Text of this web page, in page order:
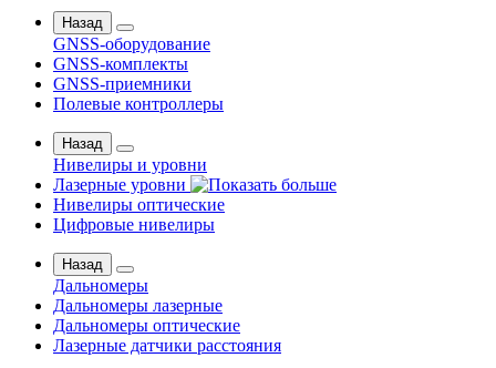
Назад
GNSS-оборудование
GNSS-комплекты
GNSS-приемники
Полевые контроллеры
Назад
Нивелиры и уровни
Лазерные уровни
Нивелиры оптические
Цифровые нивелиры
Назад
Дальномеры
Дальномеры лазерные
Дальномеры оптические
Лазерные датчики расстояния